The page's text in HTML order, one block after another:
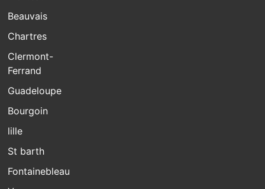
Beauvais
Chartres
Clermont-
Ferrand
Guadeloupe
Bourgoin
lille
St barth
Fontainebleau